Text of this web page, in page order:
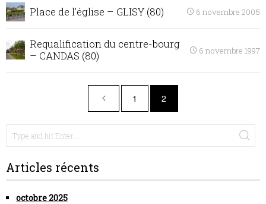
Place de l’église – GLISY (80) 6 novembre 2005
Requalification du centre-bourg
– CANDAS (80)
6 novembre 1997
1 2
Articles récents
octobre 2025